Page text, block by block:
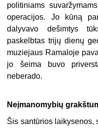
politiniams
operacijos. Jo kūną
dalyvavo dešimtys
paskelbtas trijų dienų
muziejaus Ramaloje
jo šeima buvo
neberado.
Neįmanomybių
Šis santūrios laikysenos,